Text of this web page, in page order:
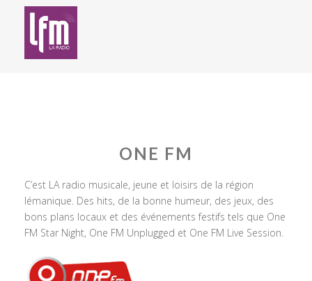
ONE FM
C’est LA radio musicale, jeune et loisirs de la région
lémanique. Des hits, de la bonne humeur, des jeux, des
bons plans locaux et des événements festifs tels que One
FM Star Night, One FM Unplugged et One FM Live Session.